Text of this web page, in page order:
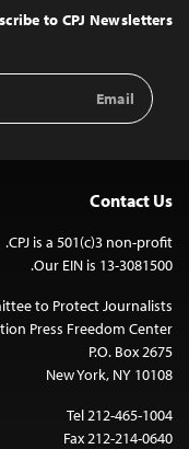
Top
to CPJ Newsletters:
Email
Address
Contact Us
CPJ is a 501(c)3 non-profit.
Our EIN is 13-3081500.
to Protect Journalists
Press Freedom Center
P.O. Box 2675
New York, NY 10108
Tel 212-465-1004
Fax 212-214-0640